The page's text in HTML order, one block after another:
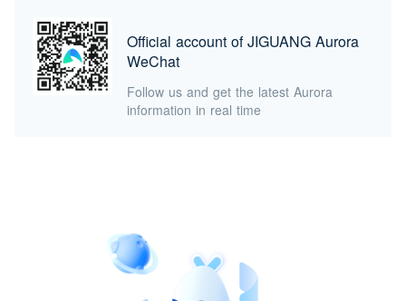
Official account of JIGUANG Aurora
WeChat
Follow us and get the latest Aurora
information in real time